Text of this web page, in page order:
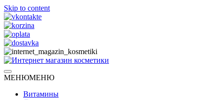
Skip to content
Интернет магазин косметики
Натуральная косметика
МЕНЮМЕНЮ
Витамины